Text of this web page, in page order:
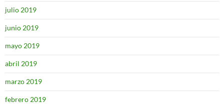
julio 2019
junio 2019
mayo 2019
abril 2019
marzo 2019
febrero 2019